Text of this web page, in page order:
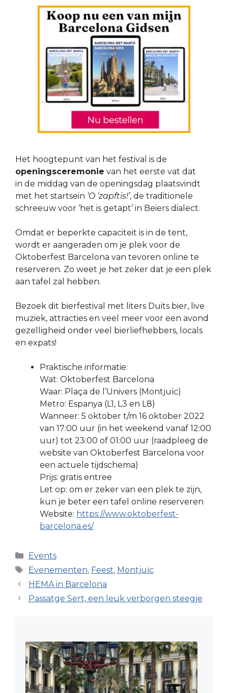
Het hoogtepunt van het festival is de
openingsceremonie van het eerste vat dat
in de middag van de openingsdag plaatsvindt
met het startsein ‘O ‘zapftis!’, de traditionele
schreeuw voor ‘het is getapt’ in Beiers dialect.
Omdat er beperkte capaciteit is in de tent,
wordt er aangeraden om je plek voor de
Oktoberfest Barcelona van tevoren online te
reserveren. Zo weet je het zeker dat je een plek
aan tafel zal hebben.
Bezoek dit bierfestival met liters Duits bier, live
muziek, attracties en veel meer voor een avond
gezelligheid onder veel bierliefhebbers, locals
en expats!
Praktische informatie:
Wat: Oktoberfest Barcelona
Waar: Plaça de l’Univers (Montjuïc)
Metro: Espanya (L1, L3 en L8)
Wanneer: 5 oktober t/m 16 oktober 2022
van 17:00 uur (in het weekend vanaf 12:00
uur) tot 23:00 of 01:00 uur (raadpleeg de
website van Oktoberfest Barcelona voor
een actuele tijdschema)
Prijs: gratis entree
Let op: om er zeker van een plek te zijn,
kun je beter een tafel online reserveren
Website: https://www.oktoberfest-
barcelona.es/
Categorieën
Events
Tags
Evenementen, Feest, Montjuïc
HEMA in Barcelona
Passatge Sert, een leuk verborgen steegje